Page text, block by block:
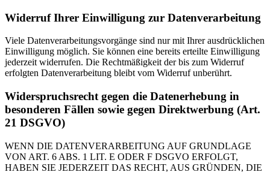
Widerruf Ihrer Einwilligung zur Datenverarbeitung
Viele Datenverarbeitungsvorgänge sind nur mit Ihrer ausdrücklichen
Einwilligung möglich. Sie können eine bereits erteilte Einwilligung
jederzeit widerrufen. Die Rechtmäßigkeit der bis zum Widerruf
erfolgten Datenverarbeitung bleibt vom Widerruf unberührt.
Widerspruchsrecht gegen die Datenerhebung in
besonderen Fällen sowie gegen Direktwerbung (Art.
21 DSGVO)
WENN DIE DATENVERARBEITUNG AUF GRUNDLAGE
VON ART. 6 ABS. 1 LIT. E ODER F DSGVO ERFOLGT,
HABEN SIE JEDERZEIT DAS RECHT, AUS GRÜNDEN, DIE